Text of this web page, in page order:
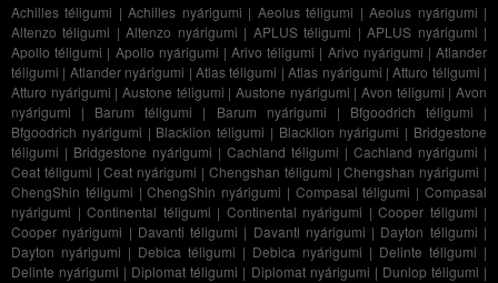
Achilles téligumi |Achilles nyárigumi | Aeolus téligumi |Aeolus nyárigumi |
Altenzo téligumi |Altenzo nyárigumi | APLUS téligumi |APLUS nyárigumi |
Apollo téligumi | Apollo nyárigumi |Arivo téligumi | Arivo nyárigumi |Atlander
téligumi | Atlander nyárigumi | Atlas téligumi |Atlas nyárigumi |Atturo téligumi |
Atturo nyárigumi |Austone téligumi |Austone nyárigumi |Avon téligumi |Avon
nyárigumi | Barum téligumi | Barum nyárigumi | Bfgoodrich téligumi |
Bfgoodrich nyárigumi | Blacklion téligumi | Blacklion nyárigumi | Bridgestone
téligumi | Bridgestone nyárigumi | Cachland téligumi | Cachland nyárigumi |
Ceat téligumi |Ceat nyárigumi | Chengshan téligumi |Chengshan nyárigumi |
ChengShin téligumi |ChengShin nyárigumi | Compasal téligumi |Compasal
nyárigumi | Continental téligumi | Continental nyárigumi | Cooper téligumi |
Cooper nyárigumi | Davanti téligumi | Davanti nyárigumi | Dayton téligumi |
Dayton nyárigumi | Debica téligumi | Debica nyárigumi | Delinte téligumi |
Delinte nyárigumi | Diplomat téligumi | Diplomat nyárigumi | Dunlop téligumi |